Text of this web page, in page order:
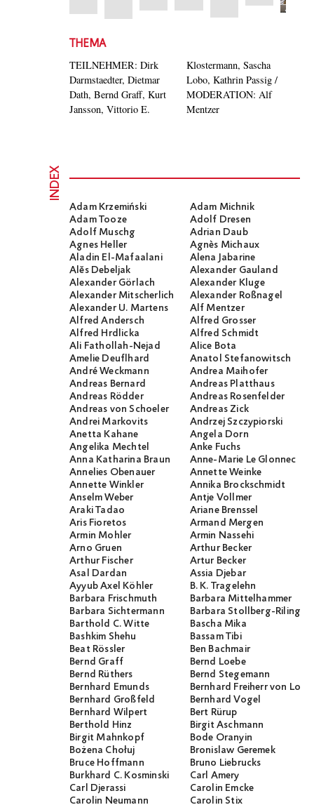
THEMA
TEILNEHMER: Dirk
Darmstaedter, Dietmar
Dath, Bernd Graff, Kurt
Jansson, Vittorio E.
Klostermann, Sascha
Lobo, Kathrin Passig /
MODERATION: Alf
Mentzer
INDEX
Adam Krzemiński
Adam Michnik
Adam Tooze
Adolf Dresen
Adolf Muschg
Adrian Daub
Agnes Heller
Agnès Michaux
Aladin El-Mafaalani
Alena Jabarine
Alĕs Debeljak
Alexander Gauland
Alexander Görlach
Alexander Kluge
Alexander Mitscherlich
Alexander Roßnagel
Alexander U. Martens
Alf Mentzer
Alfred Andersch
Alfred Grosser
Alfred Hrdlicka
Alfred Schmidt
Ali Fathollah-Nejad
Alice Bota
Amelie Deuflhard
Anatol Stefanowitsch
André Weckmann
Andrea Maihofer
Andreas Bernard
Andreas Platthaus
Andreas Rödder
Andreas Rosenfelder
Andreas von Schoeler
Andreas Zick
Andrei Markovits
Andrzej Szczypiorski
Anetta Kahane
Angela Dorn
Angelika Mechtel
Anke Fuchs
Anna Katharina Braun
Anne-Marie Le Glonnec
Annelies Obenauer
Annette Weinke
Annette Winkler
Annika Brockschmidt
Anselm Weber
Antje Vollmer
Araki Tadao
Ariane Brenssel
Aris Fioretos
Armand Mergen
Armin Mohler
Armin Nassehi
Arno Gruen
Arthur Becker
Arthur Fischer
Artur Becker
Asal Dardan
Assia Djebar
Ayyub Axel Köhler
B. K. Tragelehn
Barbara Frischmuth
Barbara Mittelhammer
Barbara Sichtermann
Barbara Stollberg-Rilinger
Barthold C. Witte
Bascha Mika
Bashkim Shehu
Bassam Tibi
Beat Rössler
Ben Bachmair
Bernd Graff
Bernd Loebe
Bernd Rüthers
Bernd Stegemann
Bernhard Emunds
Bernhard Freiherr von
Bernhard Großfeld
Bernhard Vogel
Bernhard Wilpert
Bert Rürup
Berthold Hinz
Birgit Aschmann
Birgit Mahnkopf
Bode Oranyin
Bożena Chołuj
Bronislaw Geremek
Bruce Hoffmann
Bruno Liebrucks
Burkhard C. Kosminski
Carl Amery
Carl Djerassi
Carolin Emcke
Carolin Neumann
Carolin Stix